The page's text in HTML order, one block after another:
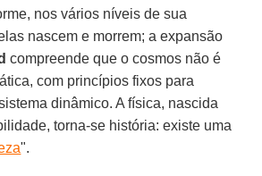
nos vários níveis de sua
nascem e morrem; a expansão
compreende que o cosmos não é
com princípios fixos para
dinâmico. A física, nascida
torna-se história: existe uma
".